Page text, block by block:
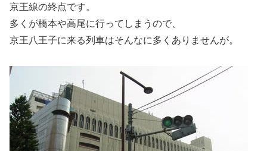
京王線の終点です。
多くが橋本や高尾に行ってしまうので、
京王八王子に来る列車はそんなに多くありませんが。